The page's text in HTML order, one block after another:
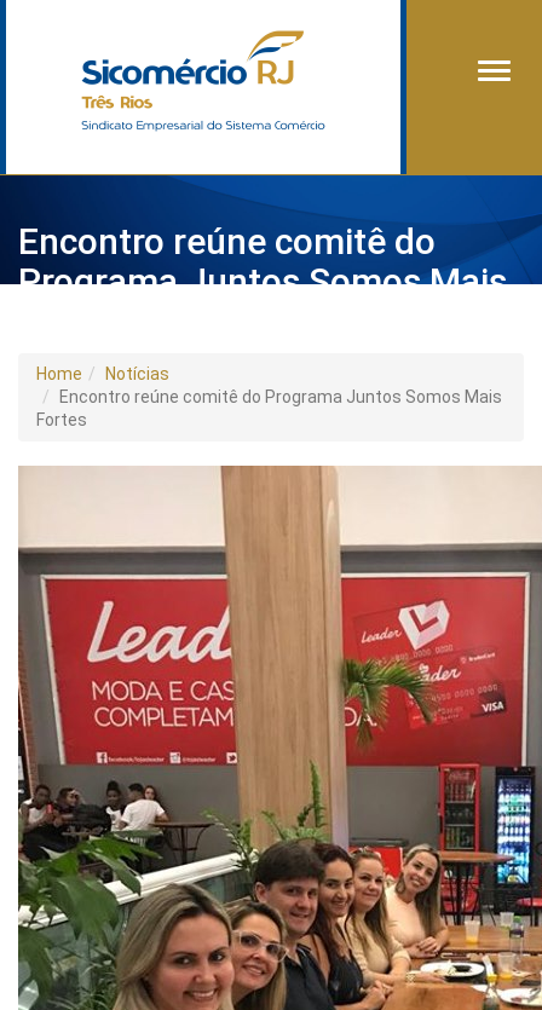
Encontro reúne comitê do
Programa Juntos Somos Mais
Home
Notícias
Encontro reúne comitê do Programa Juntos Somos Mais
Fortes